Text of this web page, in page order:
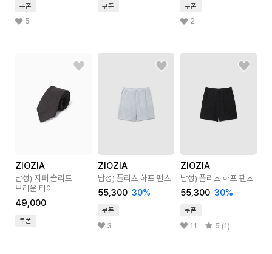
쿠폰
5
쿠폰 쿠폰
2
ZIOZIA
남성) 지퍼 솔리드
브라운 타이
49,000
쿠폰
ZIOZIA
남성) 플리츠 하프 팬츠
55,300 30%
쿠폰
3
ZIOZIA
남성) 플리츠 하프 팬츠
55,300 30%
쿠폰
11 5 (1)